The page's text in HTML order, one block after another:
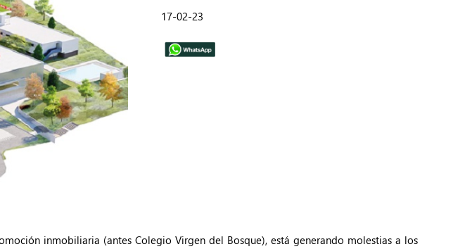
17-02-23
inmobiliaria (antes Colegio Virgen del Bosque), está generando molestias a los